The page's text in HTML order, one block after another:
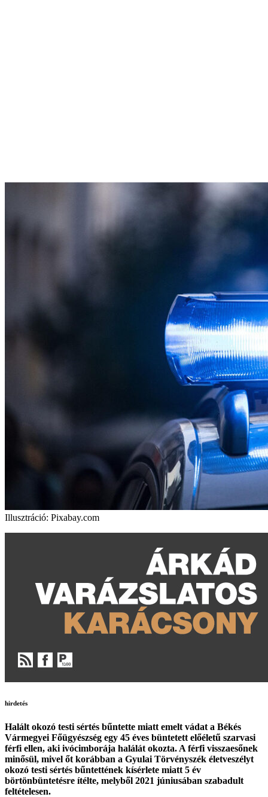
Illusztráció: Pixabay.com
hirdetés
Halált okozó testi sértés bűntette miatt emelt vádat a Békés
Vármegyei Főügyészség egy 45 éves büntetett előéletű szarvasi
férfi ellen, aki ivócimborája halálát okozta. A férfi visszaesőnek
minősül, mivel őt korábban a Gyulai Törvényszék életveszélyt
okozó testi sértés bűntettének kísérlete miatt 5 év
börtönbüntetésre ítélte, melyből 2021 júniusában szabadult
feltételesen.